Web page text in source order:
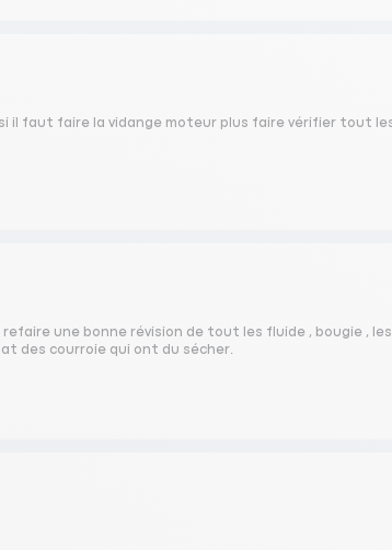
il faut faire la vidange moteur plus faire vérifier tout
une bonne révision de tout les fluide , bougie ,
des courroie qui ont du sécher.